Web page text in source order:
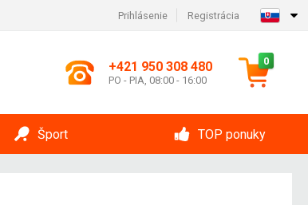
Prihlásenie Registrácia
+421 950 308 480
PO - PIA, 08:00 - 16:00
0
Šport TOP ponuky